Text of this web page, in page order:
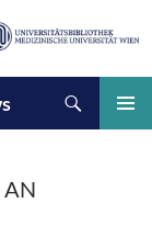
AN